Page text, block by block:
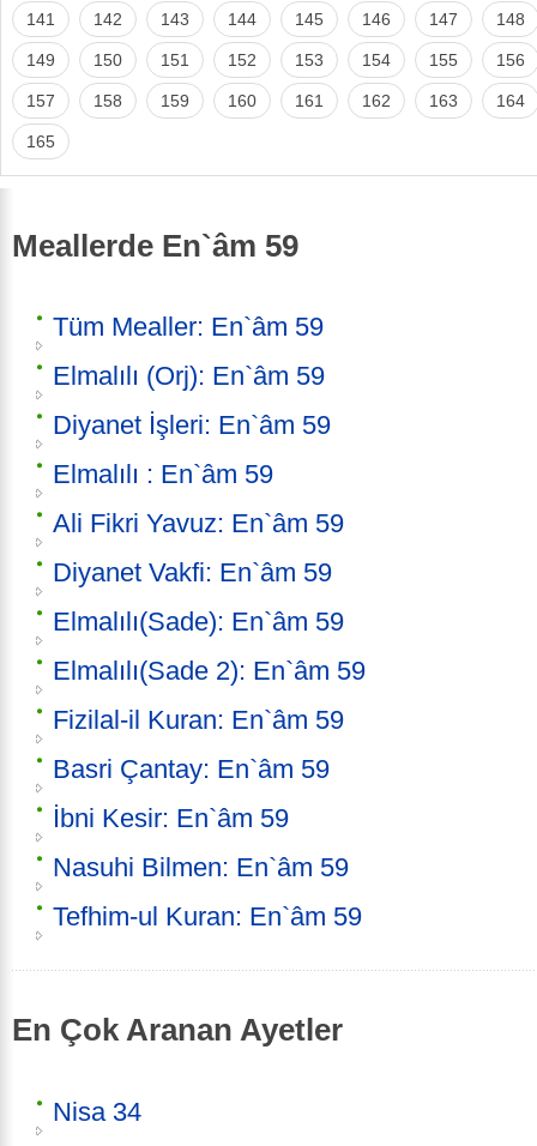
141 142 143 144 145 146 147 148
149 150 151 152 153 154 155 156
157 158 159 160 161 162 163 164
165
Meallerde En`âm 59
Tüm Mealler: En`âm 59
Elmalılı (Orj): En`âm 59
Diyanet İşleri: En`âm 59
Elmalılı : En`âm 59
Ali Fikri Yavuz: En`âm 59
Diyanet Vakfi: En`âm 59
Elmalılı(Sade): En`âm 59
Elmalılı(Sade 2): En`âm 59
Fizilal-il Kuran: En`âm 59
Basri Çantay: En`âm 59
İbni Kesir: En`âm 59
Nasuhi Bilmen: En`âm 59
Tefhim-ul Kuran: En`âm 59
En Çok Aranan Ayetler
Nisa 34